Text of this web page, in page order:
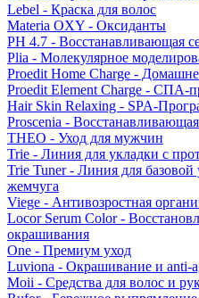
Lebel - Краска для волос
Materia OXY - Оксиданты
PH 4.7 - Восстанавливающая
Plia - Молекулярное
Proedit Home Charge -
Proedit Element Charge - СПА-
Hair Skin Relaxing - SPA-
Proscenia -
THEO - Уход для мужчин
Trie - Линия для укладки с
Trie Tuner - Линия для
жемчуга
Viege - Антивозростная
Locor Serum Color -
окрашивания
One - Премиум уход
Luviona - Окрашивание и anti-
Moii - Средства для волос и